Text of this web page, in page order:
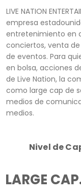
LIVE NATION
empresa
entretenimiento en
conciertos, venta
de eventos. Para
en bolsa, acciones
de Live Nation, la
como large cap de
medios de
medios.
Nivel de
LARGE